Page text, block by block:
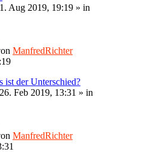
1. Aug 2019, 19:19 » in
ManfredRichter
ist der Unterschied?
26. Feb 2019, 13:31 » in
ManfredRichter